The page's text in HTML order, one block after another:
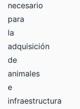
necesario
para
la
adquisición
de
animales
e
infraestructura